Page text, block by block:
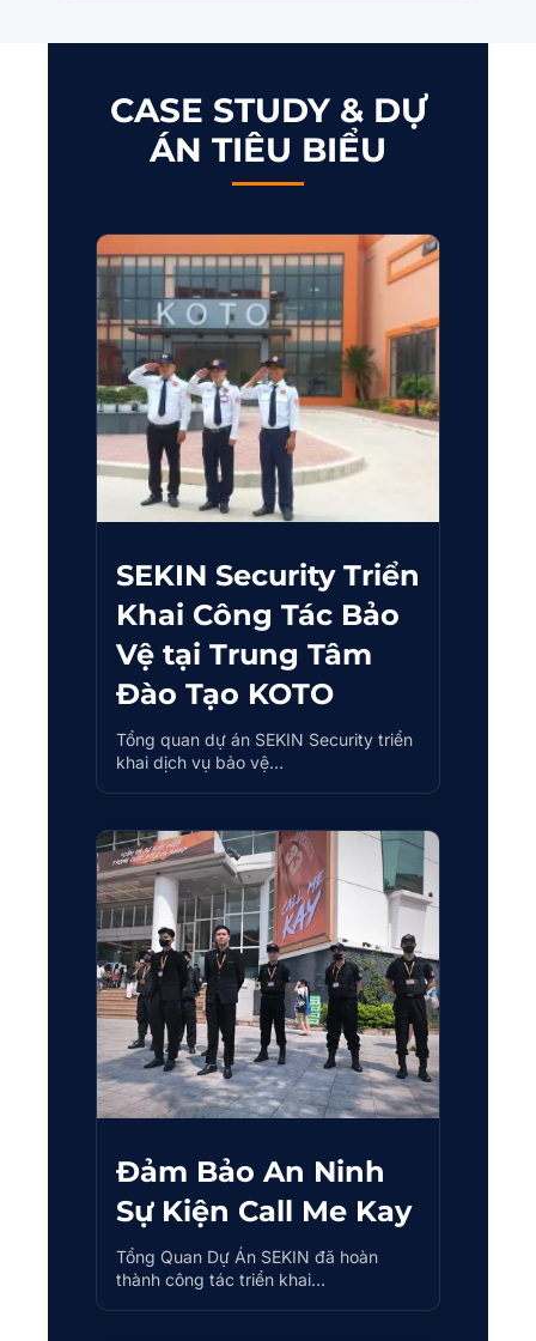
CASE STUDY & DỰ
ÁN TIÊU BIỂU
SEKIN Security Triển
Khai Công Tác Bảo
Vệ tại Trung Tâm
Đào Tạo KOTO
Tổng quan dự án SEKIN Security triển
khai dịch vụ bảo vệ…
Đảm Bảo An Ninh
Sự Kiện Call Me Kay
Tổng Quan Dự Án SEKIN đã hoàn
thành công tác triển khai…